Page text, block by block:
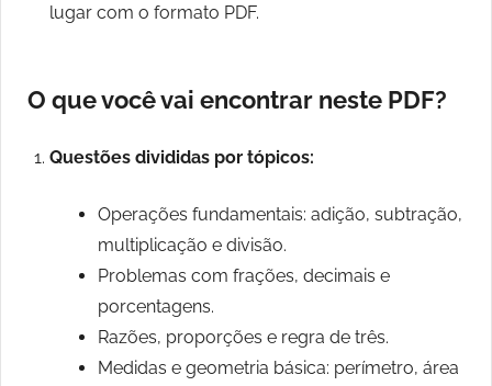
lugar com o formato PDF.
O que você vai encontrar neste PDF?
Questões divididas por tópicos:
Operações fundamentais: adição, subtração,
multiplicação e divisão.
Problemas com frações, decimais e
porcentagens.
Razões, proporções e regra de três.
Medidas e geometria básica: perímetro, área